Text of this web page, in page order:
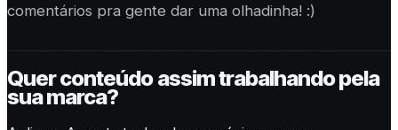
comentários pra gente dar uma olhadinha! :)
Quer conteúdo assim trabalhando pela
sua marca?